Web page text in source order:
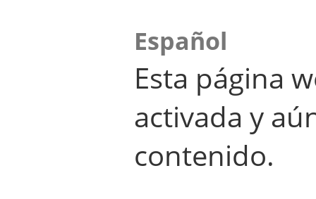
Español
Esta página
activada y
contenido.